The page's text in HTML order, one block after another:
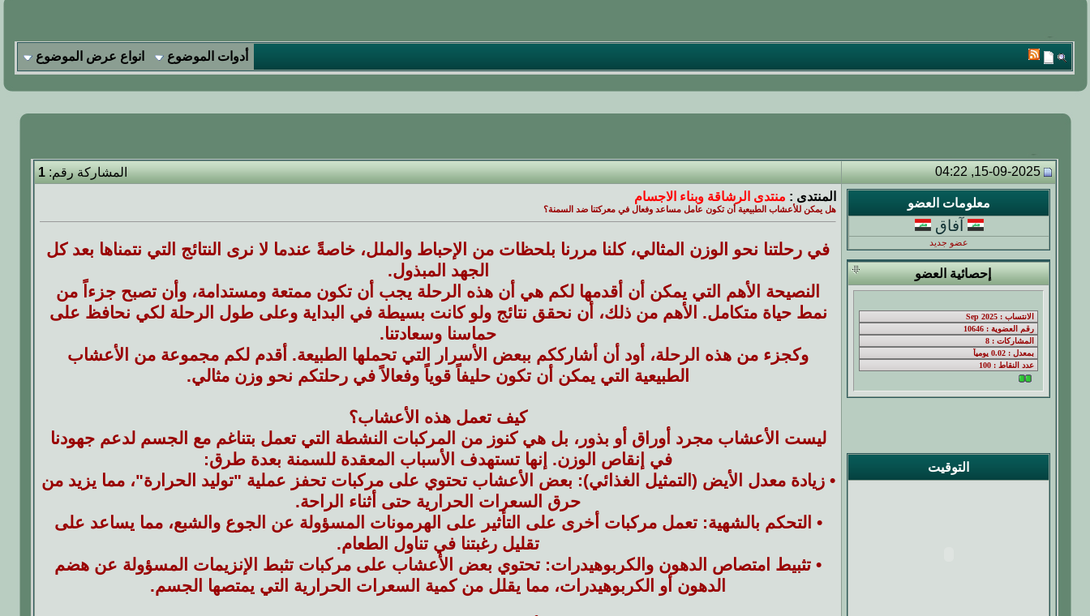
أدوات الموضوع انواع عرض الموضوع
15-09-2025, 04:22 المشاركة رقم:1
معلومات العضو
آفاق
عضو جديد
إحصائية العضو
التوقيت
المنتدى : منتدى الرشاقة وبناء الاجسام
هل يمكن للأعشاب الطبيعية أن تكون عامل مساعد وفعال في معركتنا ضد السمنة؟
في رحلتنا نحو الوزن المثالي، كلنا مررنا بلحظات من الإحباط والملل، خاصةً عندما لا نرى النتائج التي نتمناها بعد كل
الجهد المبذول.
النصيحة الأهم التي يمكن أن أقدمها لكم هي أن هذه الرحلة يجب أن تكون ممتعة ومستدامة، وأن تصبح جزءاً من
نمط حياة متكامل. الأهم من ذلك، أن نحقق نتائج ولو كانت بسيطة في البداية وعلى طول الرحلة لكي نحافظ على
حماسنا وسعادتنا.
وكجزء من هذه الرحلة، أود أن أشارككم ببعض الأسرار التي تحملها الطبيعة. أقدم لكم مجموعة من الأعشاب
الطبيعية التي يمكن أن تكون حليفاً قوياً وفعالاً في رحلتكم نحو وزن مثالي.
كيف تعمل هذه الأعشاب؟
ليست الأعشاب مجرد أوراق أو بذور، بل هي كنوز من المركبات النشطة التي تعمل بتناغم مع الجسم لدعم جهودنا
في إنقاص الوزن. إنها تستهدف الأسباب المعقدة للسمنة بعدة طرق:
•زيادة معدل الأيض (التمثيل الغذائي): بعض الأعشاب تحتوي على مركبات تحفز عملية "توليد الحرارة"، مما يزيد من
حرق السعرات الحرارية حتى أثناء الراحة.
• التحكم بالشهية:تعمل مركبات أخرى على التأثير على الهرمونات المسؤولة عن الجوع والشبع، مما يساعد على
تقليل رغبتنا في تناول الطعام.
• تثبيط امتصاص الدهون والكربوهيدرات: تحتوي بعض الأعشاب على مركبات تثبط الإنزيمات المسؤولة عن هضم
الدهون أو الكربوهيدرات، مما يقلل من كمية السعرات الحرارية التي يمتصها الجسم.